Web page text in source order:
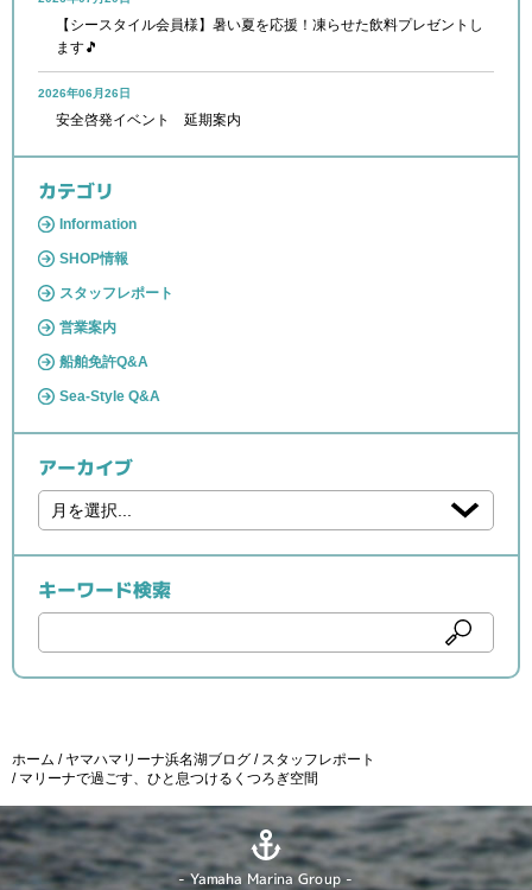
【シースタイル会員様】暑い夏を応援！凍らせた飲料プレゼントし
ます🎵
2026年06月26日
安全啓発イベント 延期案内
カテゴリ
Information
SHOP情報
スタッフレポート
営業案内
船舶免許Q&A
Sea-Style Q&A
アーカイブ
キーワード検索
ホーム ヤマハマリーナ浜名湖ブログ
スタッフレポート
マリーナで過ごす、ひと息つけるくつろぎ空間
- Yamaha Marina Group -